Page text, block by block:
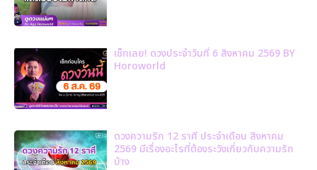
เช็กเลย! ดวงประจำวันที่ 6 สิงหาคม 2569 BY
Horoworld
ดวงความรัก 12 ราศี ประจำเดือน สิงหาคม
2569 มีเรื่องอะไรที่ต้องระวังเกี่ยวกับความรัก
บ้าง